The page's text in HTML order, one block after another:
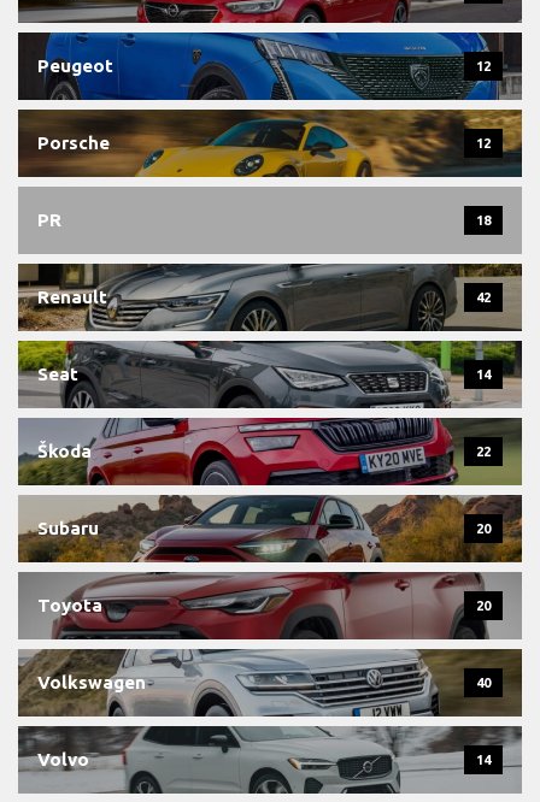
Peugeot 12
Porsche 12
PR 18
Renault 42
Seat 14
Škoda 22
Subaru 20
Toyota 20
Volkswagen 40
Volvo 14